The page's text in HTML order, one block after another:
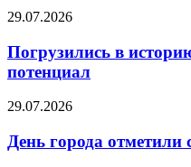
29.07.2026
Погрузились в
потенциал
29.07.2026
День города отметили